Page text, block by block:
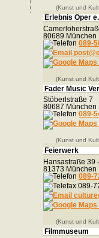
(Kunst und
Erlebnis Oper
80689 München
089-
(Kunst und
Fader Music
Stöberlstraße 7
80687 München
089-
(Kunst und
Feierwerk
Hansastraße 39 -
81373 München
089-
089-
(Kunst und
Filmmuseum